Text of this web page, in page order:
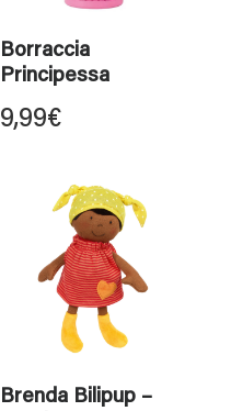
Borraccia
Principessa
9,99€
Brenda Bilipup –